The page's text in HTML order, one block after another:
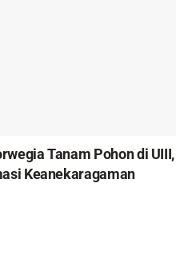
Tanam Pohon di UIII,
Keanekaragaman